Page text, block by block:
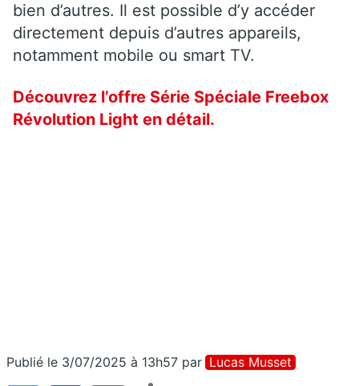
bien d’autres. Il est possible d’y accéder
directement depuis d’autres appareils,
notamment mobile ou smart TV.
Découvrez l’offre Série Spéciale Freebox
Révolution Light en détail.
Publié le 3/07/2025 à 13h57 par Lucas Musset